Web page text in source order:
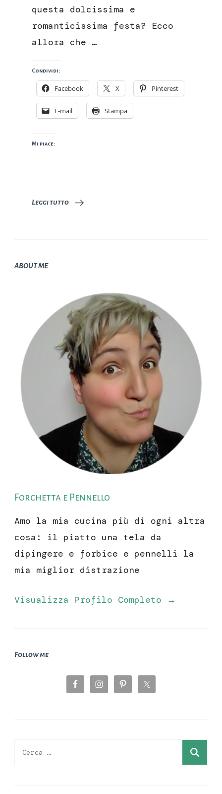
questa dolcissima e
romanticissima festa? Ecco
allora che …
Condividi:
Facebook X Pinterest
E-mail Stampa
Mi piace:
Leggi tutto
ABOUT ME
Forchetta e Pennello
Amo la mia cucina più di ogni altra
cosa: il piatto una tela da
dipingere e forbice e pennelli la
mia miglior distrazione
Visualizza Profilo Completo →
Follow me
Ricerca